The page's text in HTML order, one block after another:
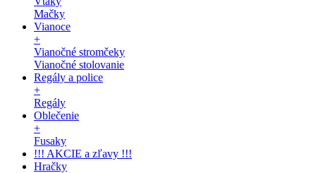
Mačky
Vianoce
+
Vianočné stromčeky
Vianočné stolovanie
Regály a police
+
Regály
Oblečenie
+
Fusaky
!!! AKCIE a zľavy !!!
Hračky